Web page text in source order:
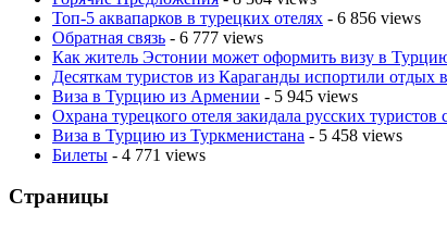
Топ-5 аквапарков в турецких отелях - 6 856 views
Обратная связь - 6 777 views
Как житель Эстонии может оформить визу в
Десяткам туристов из Караганды испортили отдых
Виза в Турцию из Армении - 5 945 views
Охрана турецкого отеля закидала русских туристов
Виза в Турцию из Туркменистана - 5 458 views
Билеты - 4 771 views
Страницы